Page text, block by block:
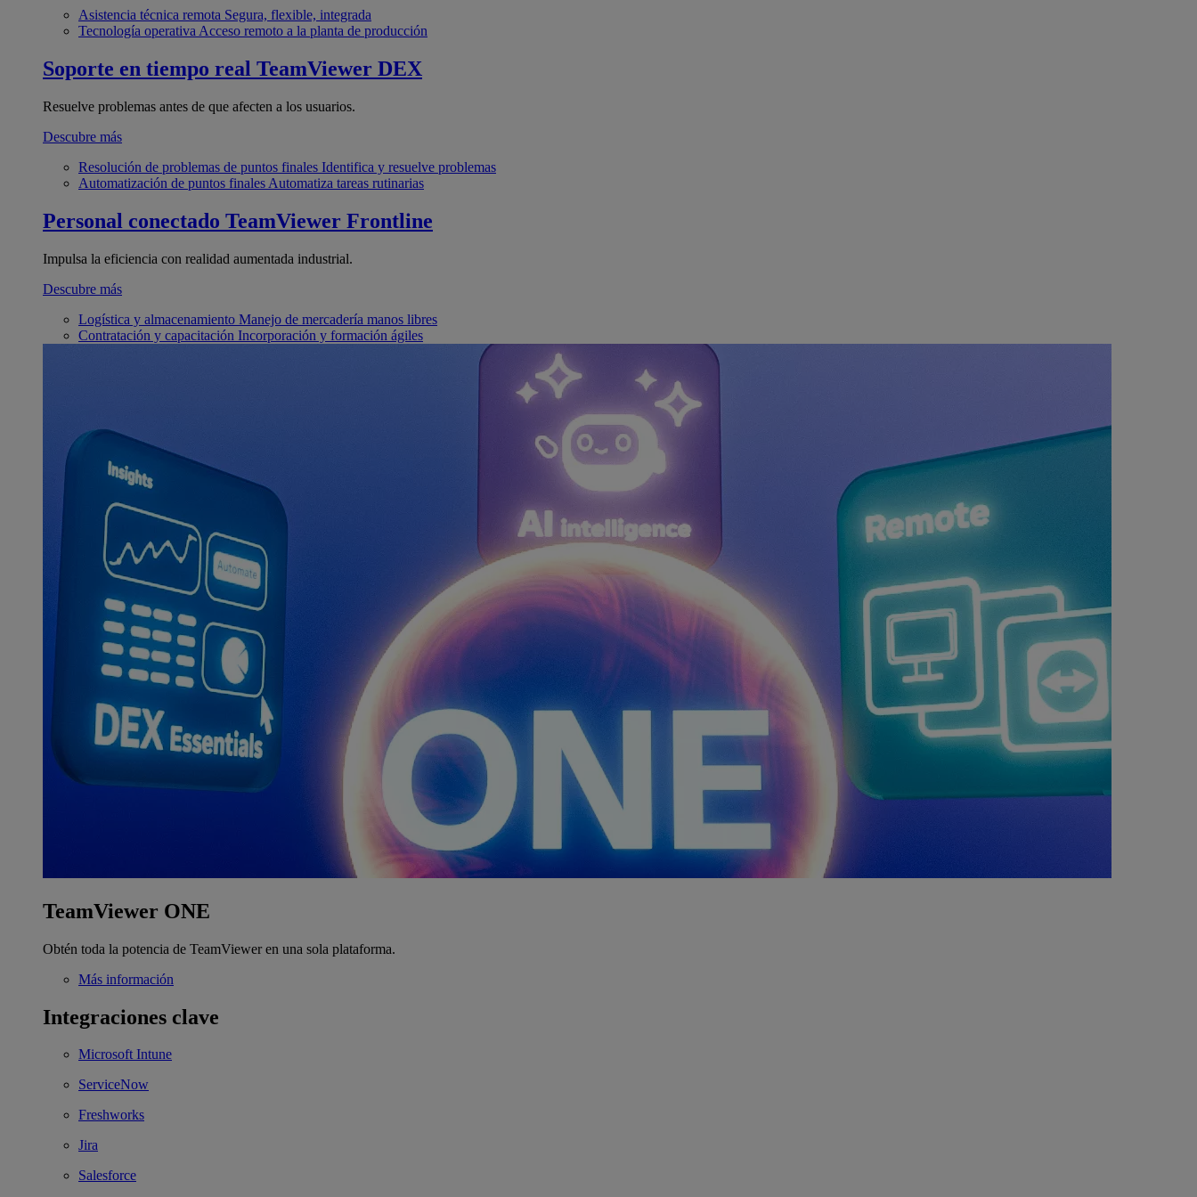
Asistencia técnica remota Segura, flexible, integrada
Tecnología operativa Acceso remoto a la planta de producción
Soporte en tiempo real TeamViewer DEX
Resuelve problemas antes de que afecten a los usuarios.
Descubre más
Resolución de problemas de puntos finales Identifica y resuelve problemas
Automatización de puntos finales Automatiza tareas rutinarias
Personal conectado TeamViewer Frontline
Impulsa la eficiencia con realidad aumentada industrial.
Descubre más
Logística y almacenamiento Manejo de mercadería manos libres
Contratación y capacitación Incorporación y formación ágiles
TeamViewer ONE
Obtén toda la potencia de TeamViewer en una sola plataforma.
Más información
Integraciones clave
Microsoft Intune
ServiceNow
Freshworks
Jira
Salesforce